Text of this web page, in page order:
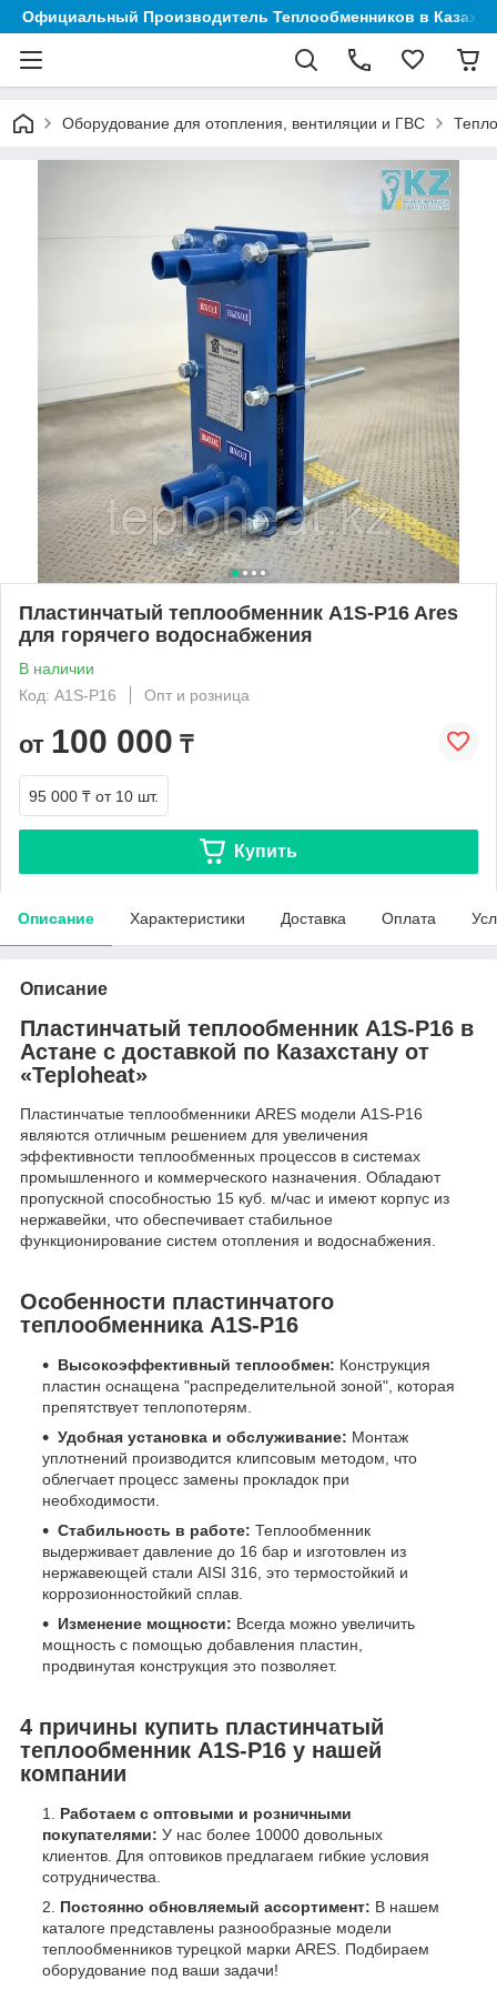
Официальный Производитель Теплообменников в
Оборудование для отопления, вентиляции и ГВС
Пластинчатый теплообменник A1S-P16 Ares
для горячего водоснабжения
В наличии
Код: A1S-P16
Опт и розница
от 100 000 ₸
95 000 ₸ от 10 шт.
Купить
Описание Характеристики Доставка Оплата
Описание
Пластинчатый теплообменник A1S-P16 в
Астане с доставкой по Казахстану от
«Teploheat»
Пластинчатые теплообменники ARES модели A1S-P16
являются отличным решением для увеличения
эффективности теплообменных процессов в системах
промышленного и коммерческого назначения. Обладают
пропускной способностью 15 куб. м/час и имеют корпус из
нержавейки, что обеспечивает стабильное
функционирование систем отопления и водоснабжения.
Особенности пластинчатого
теплообменника A1S-P16
Высокоэффективный теплообмен: Конструкция
пластин оснащена "распределительной зоной", которая
препятствует теплопотерям.
Удобная установка и обслуживание: Монтаж
уплотнений производится клипсовым методом, что
облегчает процесс замены прокладок при
необходимости.
Стабильность в работе: Теплообменник
выдерживает давление до 16 бар и изготовлен из
нержавеющей стали AISI 316, это термостойкий и
коррозионностойкий сплав.
Изменение мощности: Всегда можно увеличить
мощность с помощью добавления пластин,
продвинутая конструкция это позволяет.
4 причины купить пластинчатый
теплообменник A1S-P16 у нашей
компании
Работаем с оптовыми и розничными
покупателями: У нас более 10000 довольных
клиентов. Для оптовиков предлагаем гибкие условия
сотрудничества.
Постоянно обновляемый ассортимент: В нашем
каталоге представлены разнообразные модели
теплообменников турецкой марки ARES. Подбираем
оборудование под ваши задачи!